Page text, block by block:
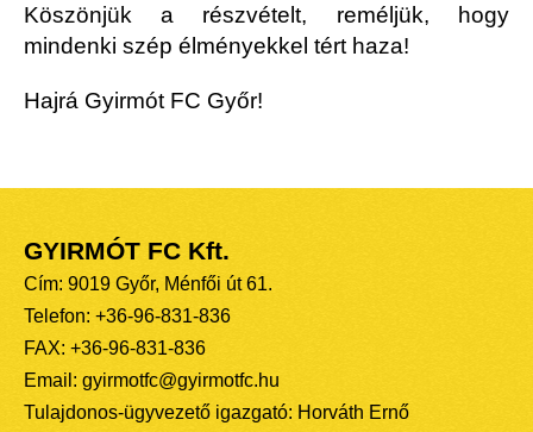
Köszönjük a részvételt, reméljük, hogy
mindenki szép élményekkel tért haza!
Hajrá Gyirmót FC Győr!
GYIRMÓT FC Kft.
Cím: 9019 Győr, Ménfői út 61.
Telefon: +36-96-831-836
FAX: +36-96-831-836
Email: gyirmotfc@gyirmotfc.hu
Tulajdonos-ügyvezető igazgató: Horváth Ernő